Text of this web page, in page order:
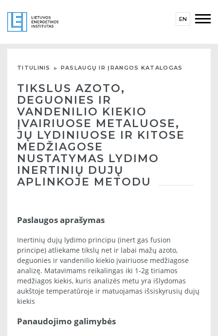
EN
TITULINIS PASLAUGŲ IR ĮRANGOS KATALOGAS
TIKSLUS AZOTO,
DEGUONIES IR
VANDENILIO KIEKIO
ĮVAIRIUOSE METALUOSE,
JŲ LYDINIUOSE IR KITOSE
MEDŽIAGOSE
NUSTATYMAS LYDIMO
INERTINIŲ DUJŲ
APLINKOJE METODU
Paslaugos aprašymas
Inertinių dujų lydimo principu (inert gas fusion
principe) atliekame tikslų net ir labai mažų azoto,
deguonies ir vandenilio kiekio įvairiuose medžiagose
analizę. Matavimams reikalingas iki 1-2g tiriamos
medžiagos kiekis, kuris analizės metu yra išlydomas
aukštoje temperatūroje ir matuojamas išsiskyrusių dujų
kiekis
Panaudojimo galimybės